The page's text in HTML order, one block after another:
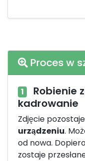
Proces w
1
Robienie
kadrowanie
Zdjęcie
urządzeniu.
od nowa.
zostaje